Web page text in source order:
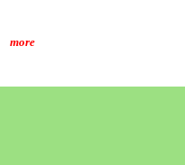
more